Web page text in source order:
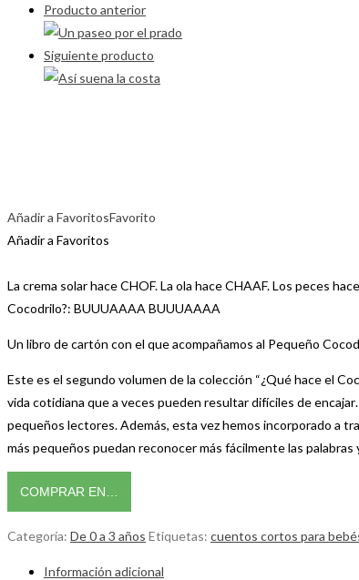
Producto anterior
Siguiente producto
Añadir a FavoritosFavorito
Añadir a Favoritos
La crema solar hace CHOF. La ola hace CHAAF. Los peces
Cocodrilo?: BUUUAAAA BUUUAAAA
Un libro de cartón con el que acompañamos al Pequeño
Este es el segundo volumen de la colección “¿Qué hace el
vida cotidiana que a veces pueden resultar difíciles de
pequeños lectores. Además, esta vez hemos incorporado a
más pequeños puedan reconocer más fácilmente las
COMPRAR EN…
Categoría: De 0 a 3 años Etiquetas: cuentos cortos para
Información adicional